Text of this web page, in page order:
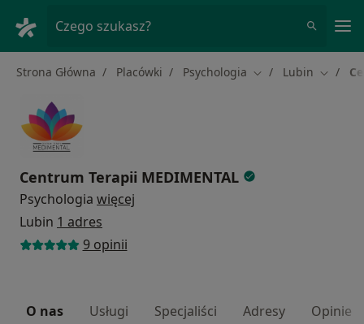
Czego szukasz?
Strona Główna Placówki Psychologia Zmień miasto
Lubin Zmień
Centrum Terapii MEDIMENTAL
Psychologia więcej
Lubin 1 adres
9 opinii
O nas Usługi Specjaliści Adresy Opinie